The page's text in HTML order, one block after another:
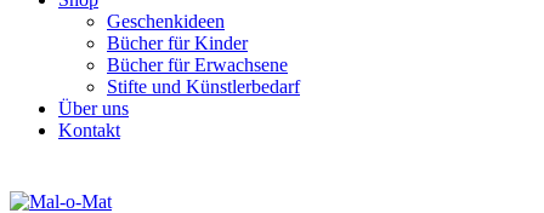
Geschenkideen
Bücher für Kinder
Bücher für Erwachsene
Stifte und Künstlerbedarf
Über uns
Kontakt